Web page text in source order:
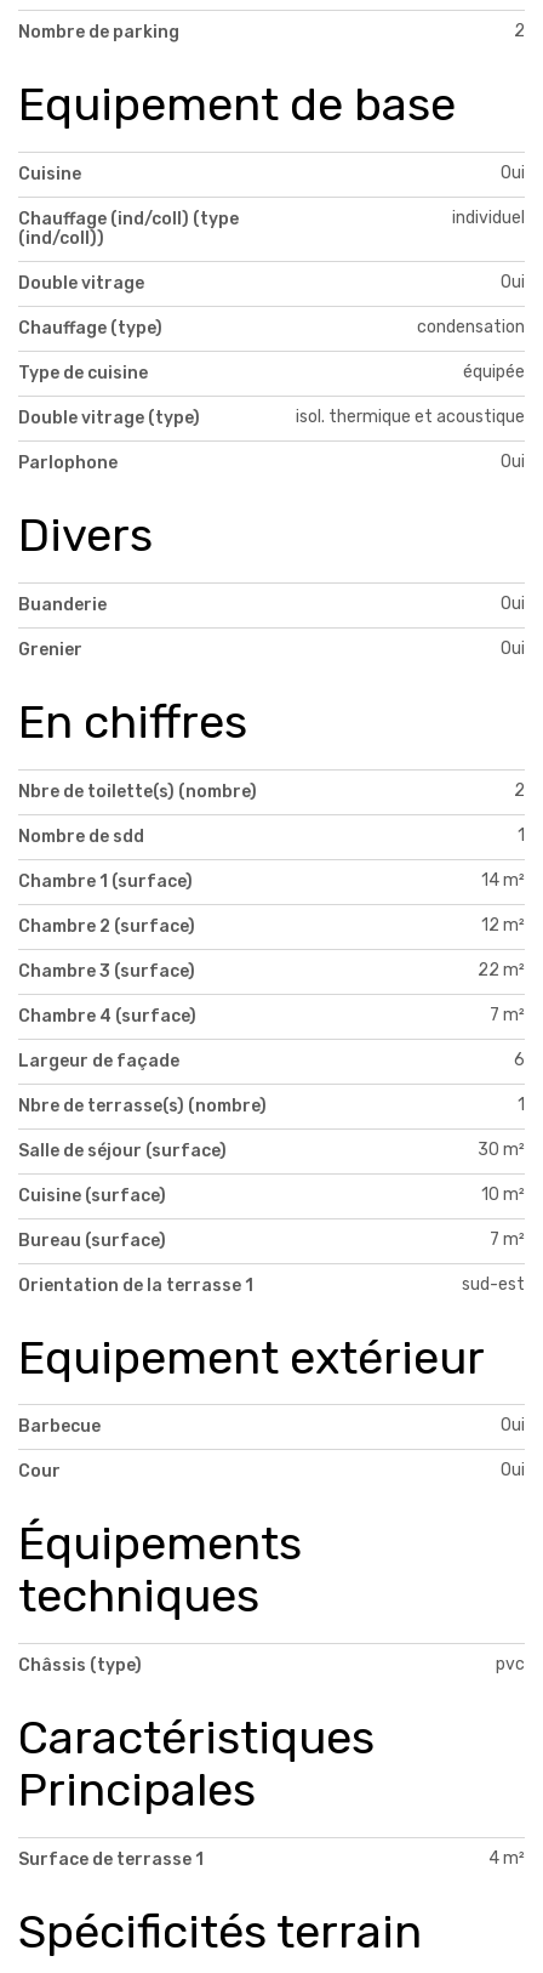
Nombre de parking 2
Equipement de base
Cuisine Oui
Chauffage (ind/coll) (type
(ind/coll))
individuel
Double vitrage Oui
Chauffage (type) condensation
Type de cuisine équipée
Double vitrage (type) isol. thermique et acoustique
Parlophone Oui
Divers
Buanderie Oui
Grenier Oui
En chiffres
Nbre de toilette(s) (nombre) 2
Nombre de sdd 1
Chambre 1 (surface) 14 m²
Chambre 2 (surface) 12 m²
Chambre 3 (surface) 22 m²
Chambre 4 (surface) 7 m²
Largeur de façade 6
Nbre de terrasse(s) (nombre) 1
Salle de séjour (surface) 30 m²
Cuisine (surface) 10 m²
Bureau (surface) 7 m²
Orientation de la terrasse 1 sud-est
Equipement extérieur
Barbecue Oui
Cour Oui
Équipements
techniques
Châssis (type) pvc
Caractéristiques
Principales
Surface de terrasse 1 4 m²
Spécificités terrain